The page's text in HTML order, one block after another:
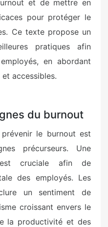
et de mettre en
pour protéger le
Ce texte propose un
pratiques afin
en abordant
accessibles.
du burnout
le burnout est
précurseurs. Une
est cruciale afin de
des employés. Les
un sentiment de
croissant envers le
la productivité et des